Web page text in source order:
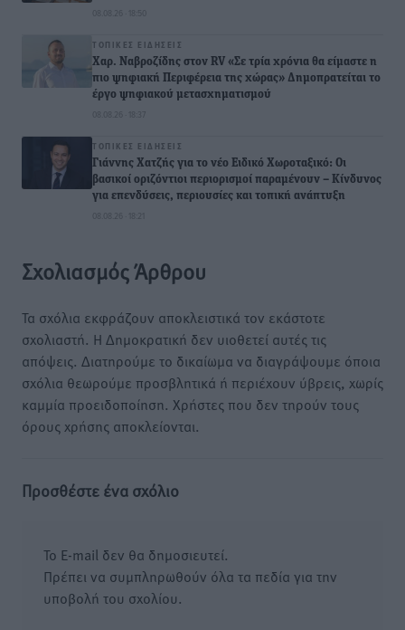
08.08.26 · 18:50
ΤΟΠΙΚΈΣ ΕΙΔΉΣΕΙΣ
Χαρ. Ναβροζίδης στον RV «Σε τρία χρόνια θα είμαστε η
πιο ψηφιακή Περιφέρεια της χώρας» Δημοπρατείται το
έργο ψηφιακού μετασχηματισμού
08.08.26 · 18:37
ΤΟΠΙΚΈΣ ΕΙΔΉΣΕΙΣ
Γιάννης Χατζής για το νέο Ειδικό Χωροταξικό: Οι
βασικοί οριζόντιοι περιορισμοί παραμένουν – Κίνδυνος
για επενδύσεις, περιουσίες και τοπική ανάπτυξη
08.08.26 · 18:21
Σχολιασμός Άρθρου
Τα σχόλια εκφράζουν αποκλειστικά τον εκάστοτε
σχολιαστή. Η Δημοκρατική δεν υιοθετεί αυτές τις
απόψεις. Διατηρούμε το δικαίωμα να διαγράψουμε όποια
σχόλια θεωρούμε προσβλητικά ή περιέχουν ύβρεις, χωρίς
καμμία προειδοποίηση. Χρήστες που δεν τηρούν τους
όρους χρήσης αποκλείονται.
Προσθέστε ένα σχόλιο
Το E-mail δεν θα δημοσιευτεί.
Πρέπει να συμπληρωθούν όλα τα πεδία για την
υποβολή του σχολίου.